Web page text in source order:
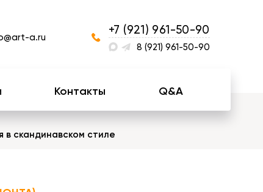
a.ru
+7 (921) 961-50-90
8 (921) 961-50-90
Контакты Q&A
в скандинавском стиле